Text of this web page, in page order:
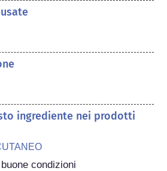
ingrediente nei prodotti
condizioni